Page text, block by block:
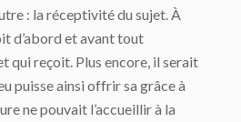
: la réceptivité du sujet. À
d’abord et avant tout
qui reçoit. Plus encore, il serait
puisse ainsi offrir sa grâce à
ne pouvait l’accueillir à la